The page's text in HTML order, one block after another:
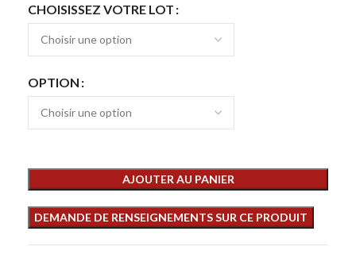
CHOISISSEZ VOTRE LOT
OPTION
AJOUTER AU PANIER